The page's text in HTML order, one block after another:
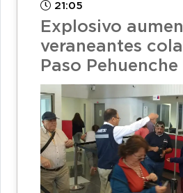
21:05
Explosivo
veraneantes
Paso Pehuenche